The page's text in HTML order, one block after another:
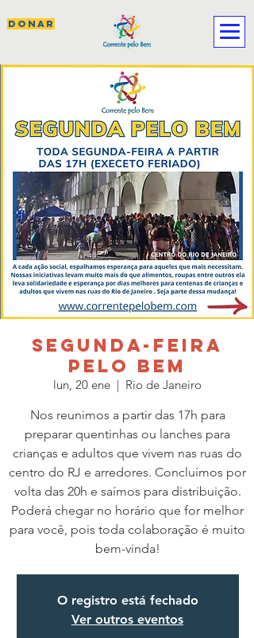
DONAR
SEGUNDA-FEIRA
PELO BEM
lun, 20 ene
  |
Rio de Janeiro
Nos reunimos a partir das 17h para
preparar quentinhas ou lanches para
crianças e adultos que vivem nas ruas do
centro do RJ e arredores. Concluímos por
volta das 20h e saímos para distribuição.
Poderá chegar no horário que for melhor
para você, pois toda colaboração é muito
O registro está fechado
Ver outros eventos